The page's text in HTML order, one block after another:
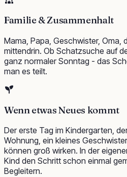
Familie & Zusammenhalt
Mama, Papa, Geschwister, Oma,
mittendrin. Ob Schatzsuche auf
ganz normaler Sonntag - das
man es teilt.
Wenn etwas Neues kommt
Der erste Tag im Kindergarten,
Wohnung, ein kleines
können groß wirken. In der
Kind den Schritt schon einmal
Begleitern.